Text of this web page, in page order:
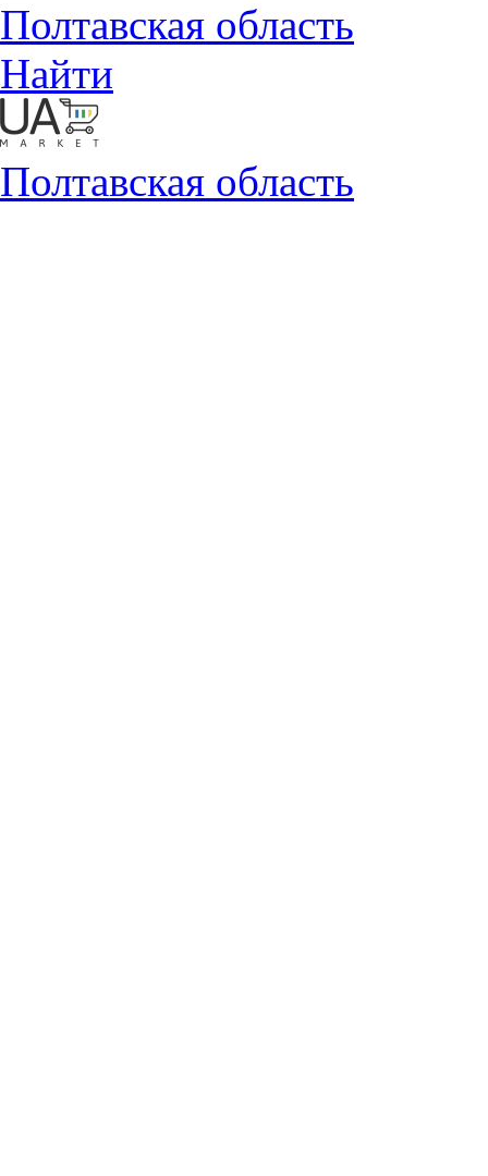
Полтавская область
Найти
Полтавская область